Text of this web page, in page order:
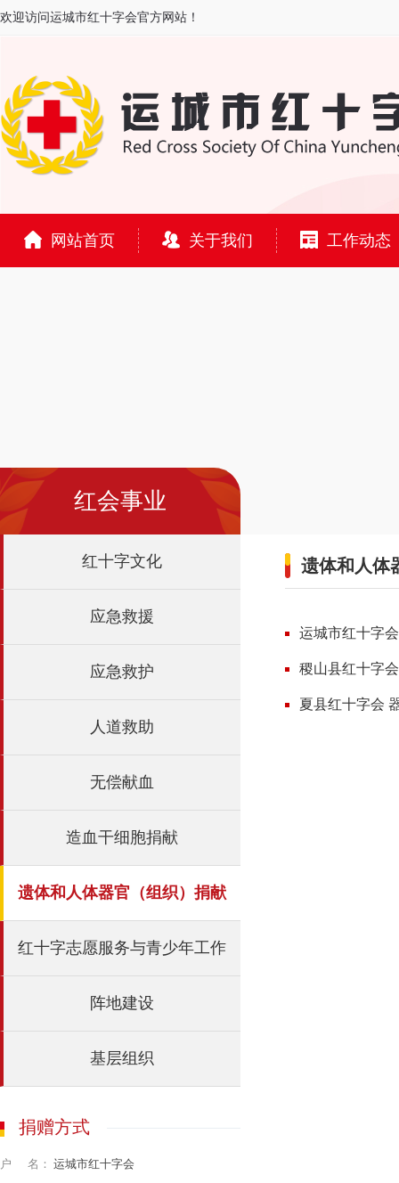
欢迎访问运城市红十字会官方网站！
网站首页 关于我们 工作动态
红会事业
红十字文化
应急救援
应急救护
人道救助
无偿献血
造血干细胞捐献
遗体和人体器官（组织）捐献
红十字志愿服务与青少年工作
阵地建设
基层组织
捐赠方式
户 名： 运城市红十字会
遗体和人体
运城市红十字
稷山县红十字
夏县红十字会